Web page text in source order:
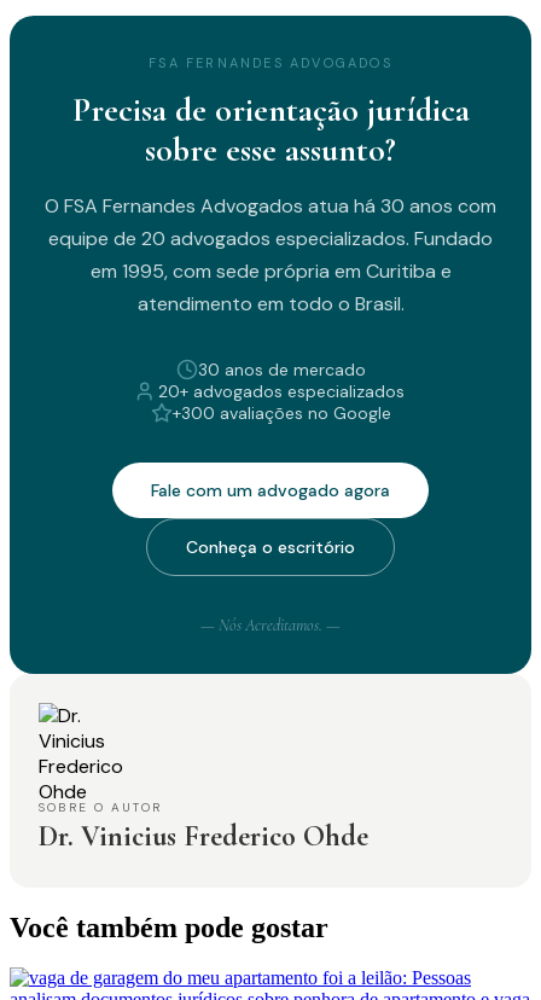
FSA FERNANDES ADVOGADOS
Precisa de orientação jurídica
sobre esse assunto?
O FSA Fernandes Advogados atua há 30 anos com
equipe de 20 advogados especializados. Fundado
em 1995, com sede própria em Curitiba e
atendimento em todo o Brasil.
30 anos de mercado
20+ advogados especializados
+300 avaliações no Google
Fale com um advogado agora
Conheça o escritório
— Nós Acreditamos. —
SOBRE O AUTOR
Dr. Vinicius Frederico Ohde
Você também pode gostar